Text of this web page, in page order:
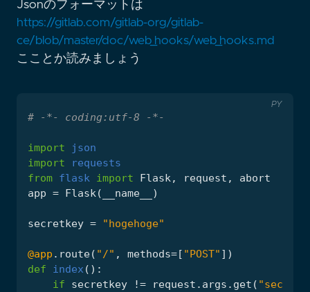
Jsonのフォーマットは
https://gitlab.com/gitlab-org/gitlab-
ce/blob/master/doc/web_hooks/web_hooks.md
こことか読みましょう
# -*- coding:utf-8 -*-
import
json
import
requests
from flask import Flask, request ,
abort
app = Flask( __name__ )
secretkey = "hogehoge"
@app . route( "/" , methods=[ "POST" ])
def
index ():
if
secretkey != request . args . get (
PY